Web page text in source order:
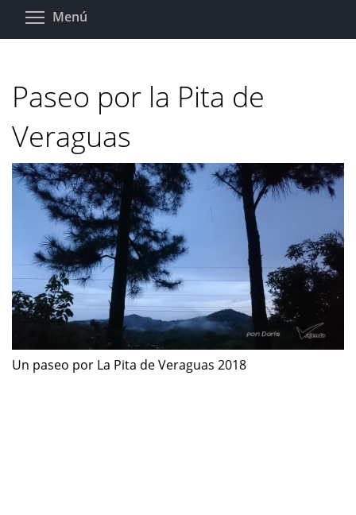
Pasar
Menú
Paseo por la Pita de
Veraguas
Un paseo por La Pita de Veraguas 2018